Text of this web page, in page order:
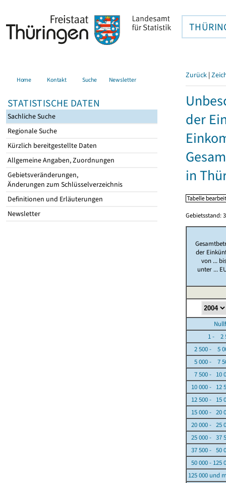
Home Kontakt Suche Newsletter
STATISTISCHE DATEN
Sachliche Suche
Regionale Suche
Kürzlich bereitgestellte Daten
Allgemeine Angaben, Zuordnungen
Gebietsveränderungen,
Änderungen zum Schlüsselverzeichnis
Definitionen und Erläuterungen
Newsletter
Zurück |
der
in
Gebietsstand:
der
von ...
unter ...
1 - 2
2 500 - 5
5 000 - 7
7 500 - 10
10 000 - 12
12 500 - 15
15 000 - 20
20 000 - 25
25 000 - 37
37 500 - 50
50 000 - 125
125 000 und